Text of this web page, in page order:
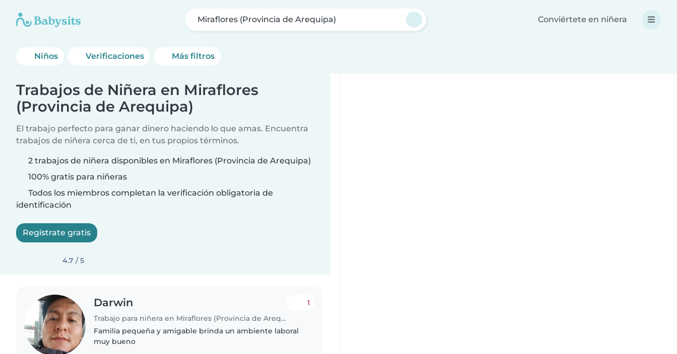
Miraflores (Provincia de Arequipa) Conviértete en niñera
Niños Verificaciones Más filtros
Trabajos de Niñera en Miraflores
(Provincia de Arequipa)
El trabajo perfecto para ganar dinero haciendo lo que amas. Encuentra
trabajos de niñera cerca de ti, en tus propios términos.
2 trabajos de niñera disponibles en Miraflores (Provincia de Arequipa)
100% gratis para niñeras
Todos los miembros completan la verificación obligatoria de
identificación
Regístrate gratis
4.7 / 5
Darwin
Trabajo para niñera en Miraflores (Provincia de Arequipa)
1
Familia pequeña y amigable brinda un ambiente laboral
muy bueno